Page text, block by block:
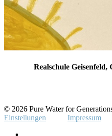
Realschule Geisenfeld,
© 2026 Pure Water for
Einstellungen
Impressum